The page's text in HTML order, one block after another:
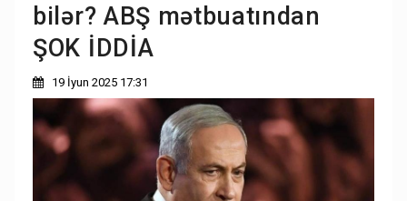
bilər? ABŞ mətbuatından
ŞOK İDDİA
19 İyun 2025 17:31